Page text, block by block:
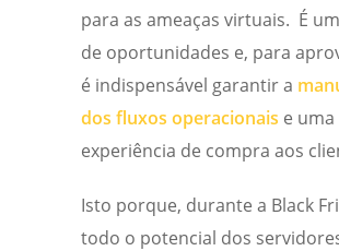
para as ameaças virtuais. É
de oportunidades e, para
é indispensável garantir a
dos fluxos operacionais e
experiência de compra aos
Isto porque, durante a Black
todo o potencial dos